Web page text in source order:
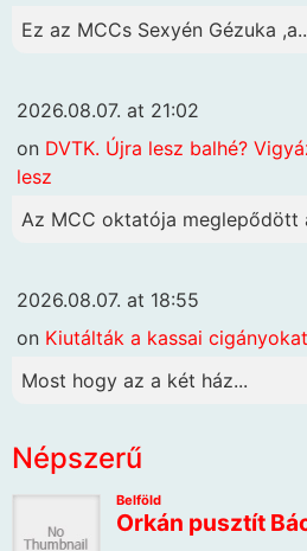
Ez az MCCs Sexyén Gézuka
2026.08.07. at 21:02
on DVTK. Újra lesz balhé?
lesz
Az MCC oktatója meglepődött
2026.08.07. at 18:55
on Kiutálták a kassai
Most hogy az a két ház...
Népszerű